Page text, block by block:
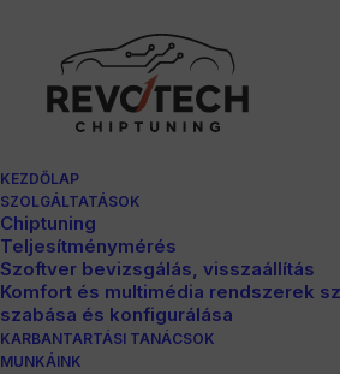
KEZDŐLAP
SZOLGÁLTATÁSOK
Chiptuning
Teljesítménymérés
Szoftver bevizsgálás, visszaállítás
Komfort és multimédia rendszerek
szabása és konfigurálása
KARBANTARTÁSI TANÁCSOK
MUNKÁINK